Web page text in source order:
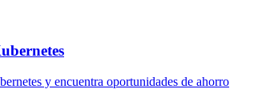
y encuentra oportunidades de ahorro